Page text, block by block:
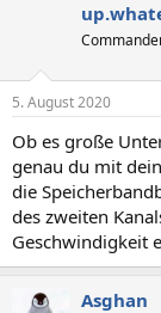
e
:
5. August 2020
Ob es große
genau du mit
die
des zweiten
Geschwindigkeit
Asghan